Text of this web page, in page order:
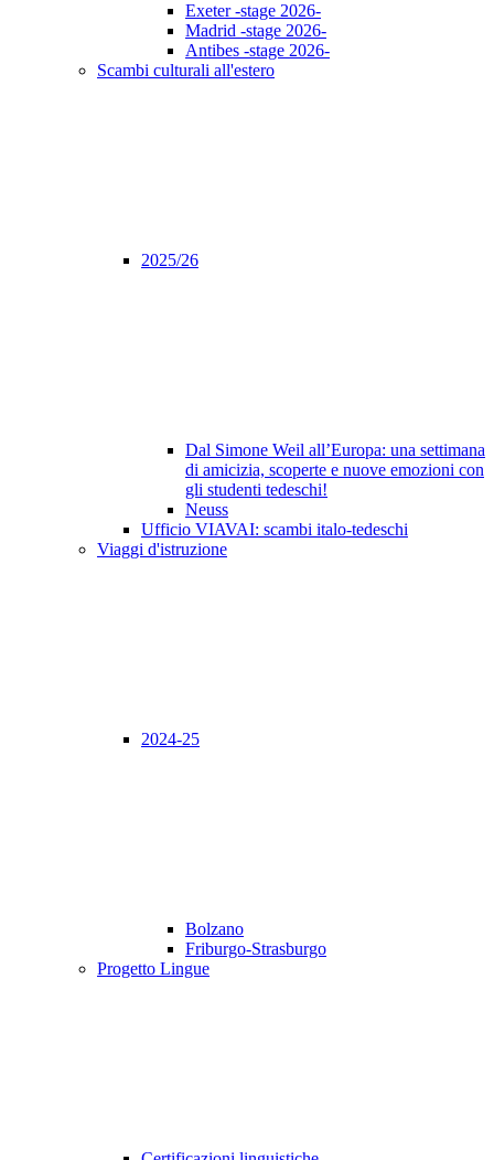
Exeter -stage 2026-
Madrid -stage 2026-
Antibes -stage 2026-
Scambi culturali all'estero
2025/26
Dal Simone Weil all’Europa: una settimana
di amicizia, scoperte e nuove emozioni con
gli studenti tedeschi!
Neuss
Ufficio VIAVAI: scambi italo-tedeschi
Viaggi d'istruzione
2024-25
Bolzano
Friburgo-Strasburgo
Progetto Lingue